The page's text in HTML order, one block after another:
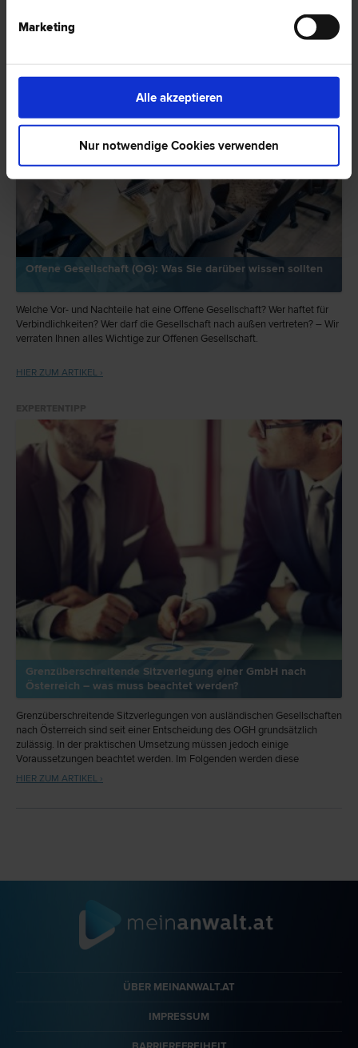
Marketing
Alle akzeptieren
Nur notwendige Cookies verwenden
Offene Gesellschaft (OG): Was Sie darüber wissen sollten
Welche Vor- und Nachteile hat eine Offene Gesellschaft? Wer haftet für
Verbindlichkeiten? Wer darf die Gesellschaft nach außen vertreten? – Wir
verraten Ihnen alles Wichtige zur Offenen Gesellschaft.
HIER ZUM ARTIKEL ›
Grenzüberschreitende Sitzverlegung einer GmbH nach
Österreich – was muss beachtet werden?
Grenzüberschreitende Sitzverlegungen von ausländischen Gesellschaften
nach Österreich sind seit einer Entscheidung des OGH grundsätzlich
zulässig. In der praktischen Umsetzung müssen jedoch einige
Voraussetzungen beachtet werden. Im Folgenden werden diese
Voraussetzungen sowie die Durchführung am Beispiel der
HIER ZUM ARTIKEL ›
ÜBER MEINANWALT.AT
IMPRESSUM